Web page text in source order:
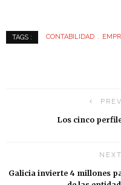
TAGS : CONTABILIDAD
Los cinco
Galicia invierte 4 millones